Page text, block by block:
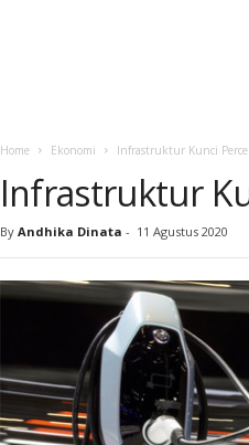
Home Ekonomi Infrastruktur Kunci
Infrastruktur
By Andhika Dinata - 11 Agustus 2020